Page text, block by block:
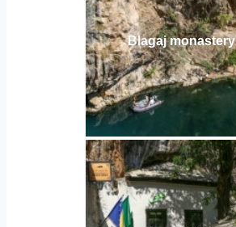
Blagaj monastery